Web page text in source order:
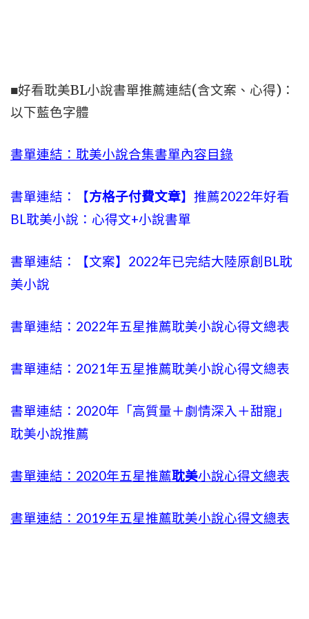
■好看耽美BL小說書單推薦連結(含文案、心得)：
以下藍色字體
書單連結：耽美小說合集書單內容目錄
書單連結：【方格子付費文章】推薦2022年好看
BL耽美小說：心得文+小說書單
書單連結：【文案】2022年已完結大陸原創BL耽
美小說
書單連結：2022年五星推薦耽美小說心得文總表
書單連結：2021年五星推薦耽美小說心得文總表
書單連結：2020年「高質量＋劇情深入＋甜寵」
耽美小說推薦
書單連結：2020年五星推薦耽美小說心得文總表
書單連結：2019年五星推薦耽美小說心得文總表